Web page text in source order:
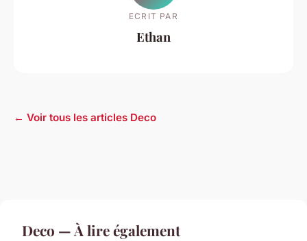
ECRIT PAR
Ethan
← Voir tous les articles Deco
Deco — À lire également